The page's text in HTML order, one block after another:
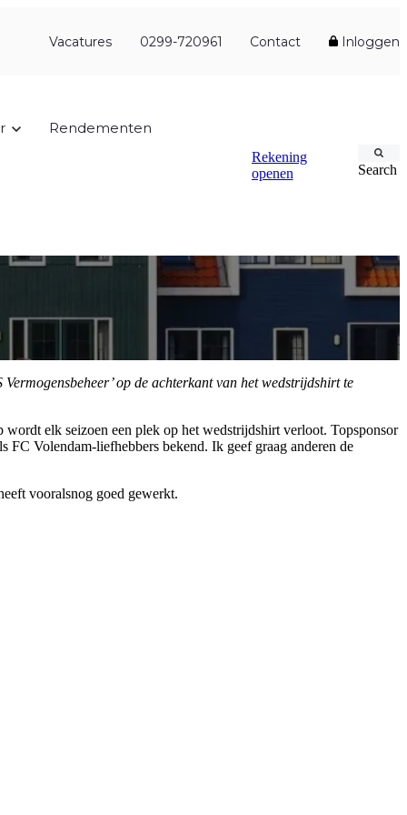
Vacatures 0299-720961 Contact Inloggen
Rendementen
Rekening
openen
Search
op de achterkant van het wedstrijdshirt te
wordt elk seizoen een plek op het wedstrijdshirt verloot. Topsponsor
Volendam-liefhebbers bekend. Ik geef graag anderen de
vooralsnog goed gewerkt.